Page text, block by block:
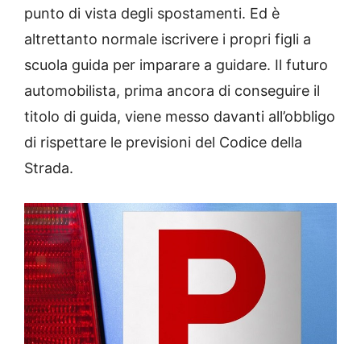
punto di vista degli spostamenti. Ed è
altrettanto normale iscrivere i propri figli a
scuola guida per imparare a guidare. Il futuro
automobilista, prima ancora di conseguire il
titolo di guida, viene messo davanti all’obbligo
di rispettare le previsioni del Codice della
Strada.